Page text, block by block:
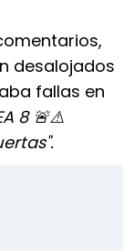
desalojados
fallas en
8 🚨⚠️